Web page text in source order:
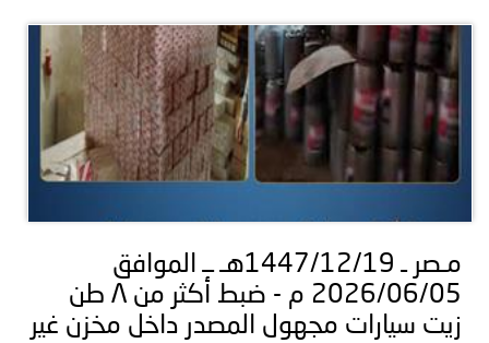
مـصر ـ 1447/12/19هـ ــ الموافق
2026/06/05 م - ضبط أكثر من ٨ طن
زيت سيارات مجهول المصدر داخل مخزن غير